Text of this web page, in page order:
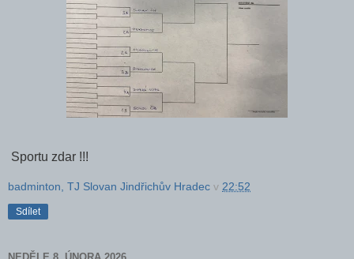
Sportu zdar !!!
badminton, TJ Slovan Jindřichův Hradec v 22:52
Sdílet